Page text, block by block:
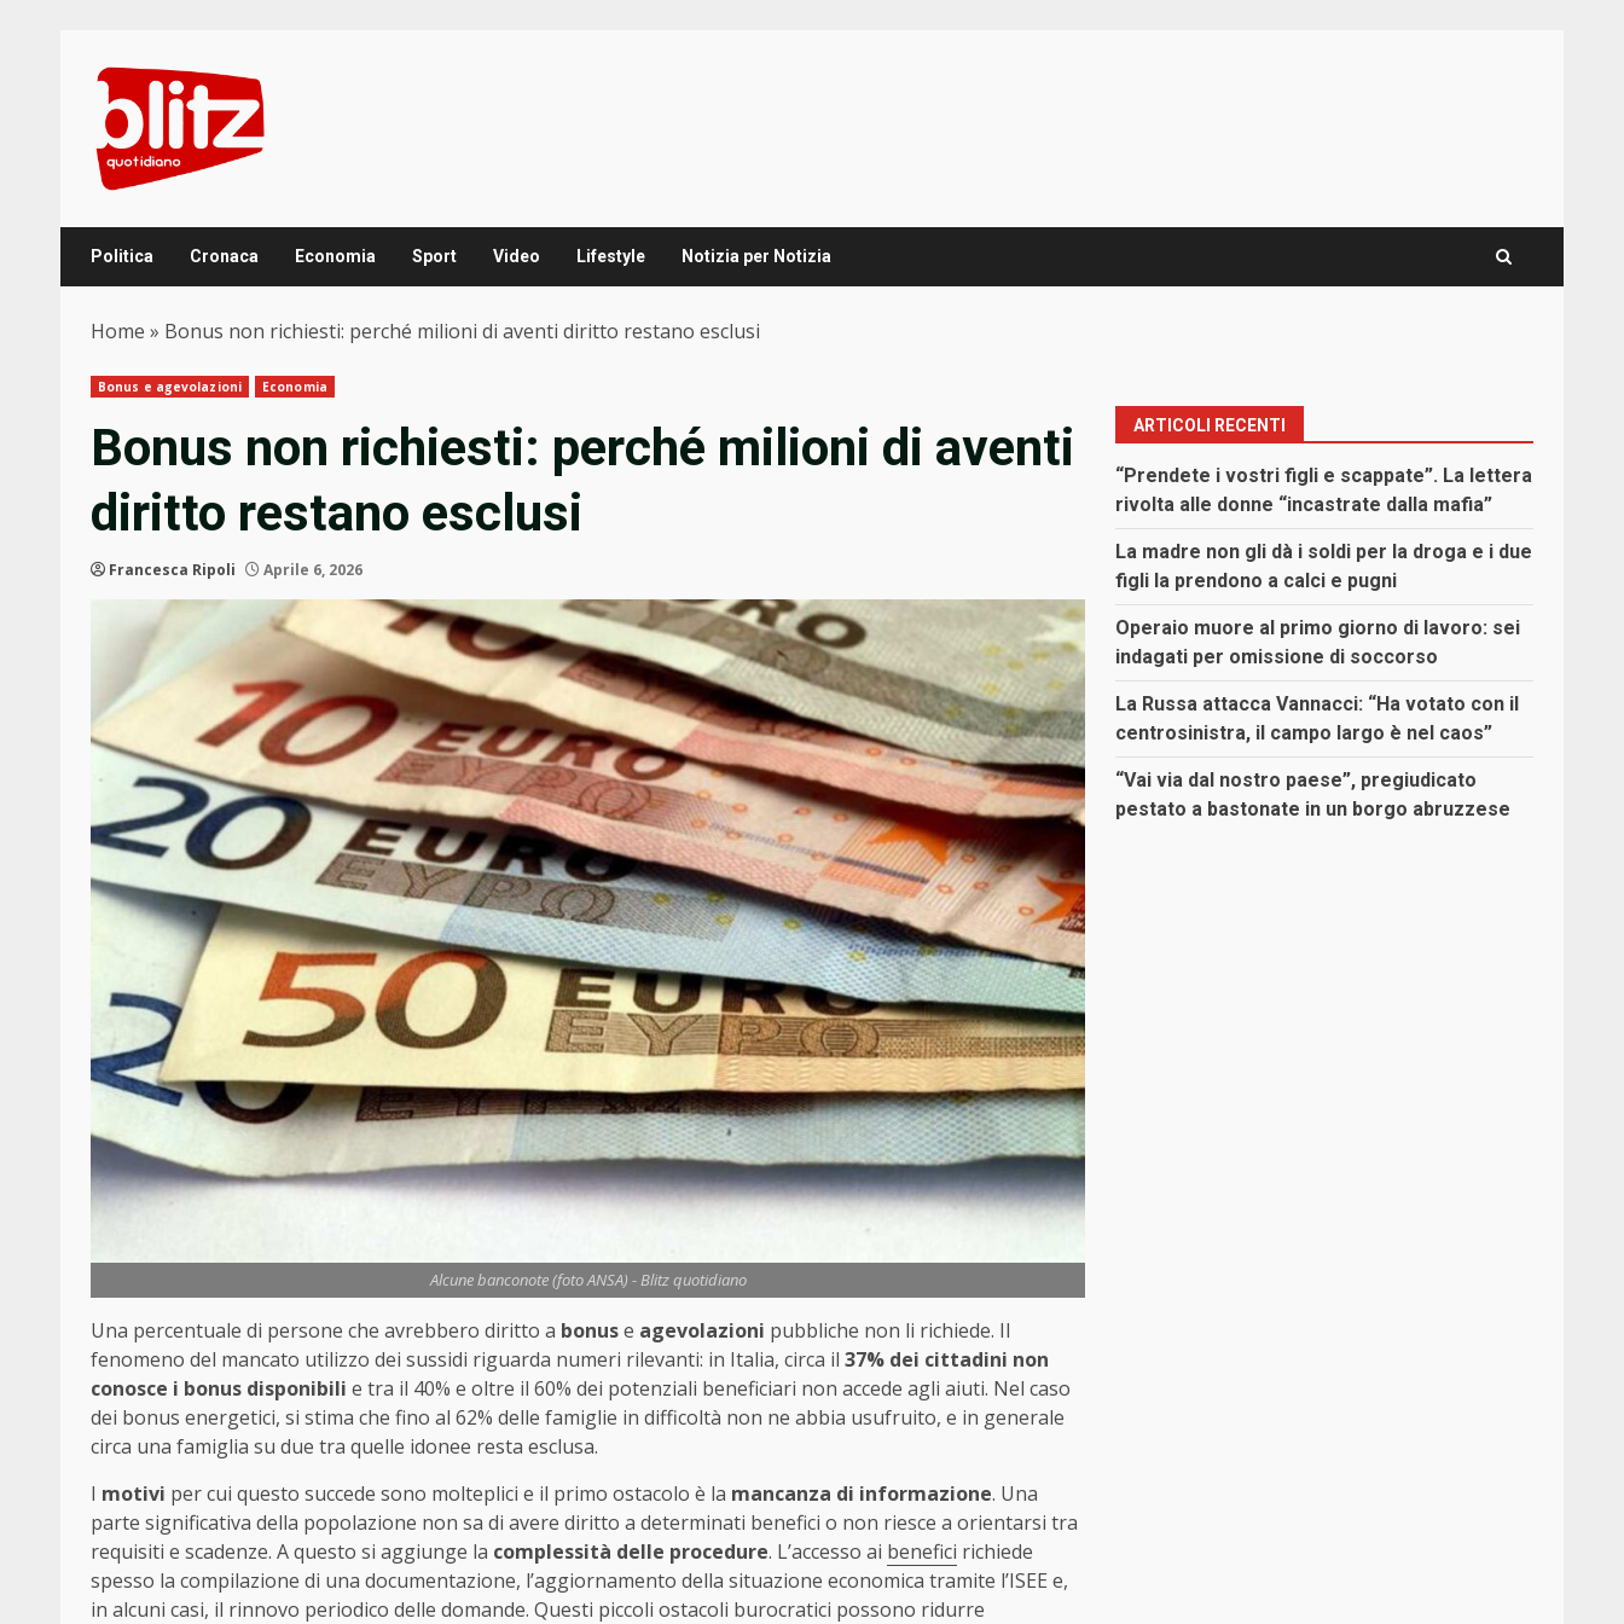
content
Politica Cronaca Economia Sport Video Lifestyle Notizia per Notizia
Home » Bonus non richiesti: perché milioni di aventi diritto restano esclusi
Bonus e agevolazioni Economia
Bonus non richiesti: perché milioni di aventi
diritto restano esclusi
Francesca Ripoli Aprile 6, 2026
Alcune banconote (foto ANSA) - Blitz quotidiano
Una percentuale di persone che avrebbero diritto a bonuse agevolazioni pubbliche non li richiede. Il
fenomeno del mancato utilizzo dei sussidi riguarda numeri rilevanti: in Italia, circa il 37% dei cittadini non
conosce i bonus disponibili e tra il 40% e oltre il 60% dei potenziali beneficiari non accede agli aiuti. Nel caso
dei bonus energetici, si stima che fino al 62% delle famiglie in difficoltà non ne abbia usufruito, e in generale
circa una famiglia su due tra quelle idonee resta esclusa.
I motivi per cui questo succede sono molteplici e il primo ostacolo è la mancanza di informazione. Una
parte significativa della popolazione non sa di avere diritto a determinati benefici o non riesce a orientarsi tra
requisiti e scadenze. A questo si aggiunge la complessità delle procedure. L’accesso ai benefici richiede
spesso la compilazione di una documentazione, l’aggiornamento della situazione economica tramite l’ISEE e,
in alcuni casi, il rinnovo periodico delle domande. Questi piccoli ostacoli burocratici possono ridurre
ARTICOLI RECENTI
“Prendete i vostri figli e scappate”. La lettera
rivolta alle donne “incastrate dalla mafia”
La madre non gli dà i soldi per la droga e i due
figli la prendono a calci e pugni
Operaio muore al primo giorno di lavoro: sei
indagati per omissione di soccorso
La Russa attacca Vannacci: “Ha votato con il
centrosinistra, il campo largo è nel caos”
“Vai via dal nostro paese”, pregiudicato
pestato a bastonate in un borgo abruzzese